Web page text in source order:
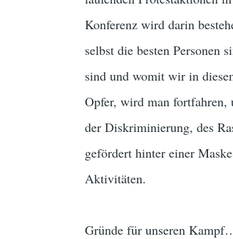
Konferenz wird darin
selbst die besten Personen
sind und womit wir in
Opfer, wird man fortfahren,
der Diskriminierung, des
gefördert hinter einer
Aktivitäten.
Gründe für unseren